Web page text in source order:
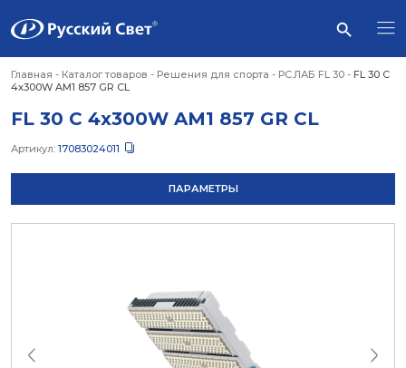
Главная - Каталог товаров - Решения для спорта - РС.ЛАБ FL 30 - FL 30 C
4x300W AM1 857 GR CL
FL 30 C 4x300W AM1 857 GR CL
Артикул: 17083024011
ПАРАМЕТРЫ